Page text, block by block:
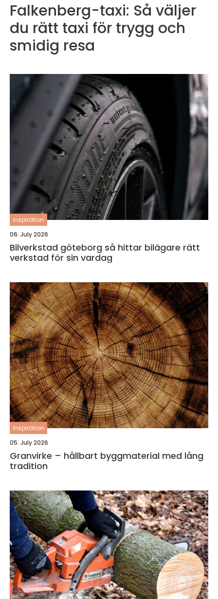
Falkenberg-taxi: Så väljer
du rätt taxi för trygg och
smidig resa
inspiration
06. July 2026
Bilverkstad göteborg så hittar bilägare rätt
verkstad för sin vardag
inspiration
05. July 2026
Granvirke – hållbart byggmaterial med lång
tradition